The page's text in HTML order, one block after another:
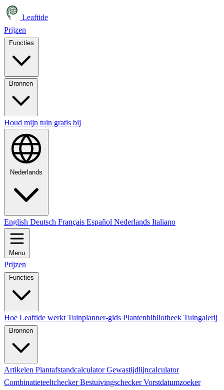
Leaftide
Prijzen
Houd mijn tuin gratis bij
Nederlands
English Deutsch Français Español Nederlands Italiano
Menu
Prijzen
Functies
Hoe Leaftide werkt Tuinplanner-gids Plantenbibliotheek Tuingalerij
Bronnen
Artikelen PlantafstandcalculatorGewastijdlijncalculator
CombinatieteeltcheckerBestuivingscheckerVorstdatumzoeker